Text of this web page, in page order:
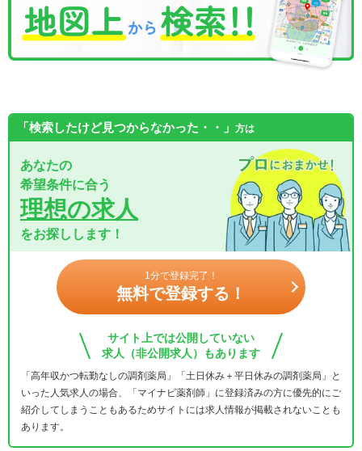
「検索したけど見つからなかった・・」 方は
あなたの
希望条件に合う
理想の求人
をお探しします！
1分で登録完了！
無料で登録する！
サイト上では公開していない
求人（非公開求人）もあります
「高年収かつ転勤なしの調剤薬局」「土日休み＋平日休みの調剤薬局」と
いった人気求人の場合、「マイナビ薬剤師」に登録済みの方に優先的にご
紹介してしまうこともあるためサイトには求人情報が掲載されないことも
あります。